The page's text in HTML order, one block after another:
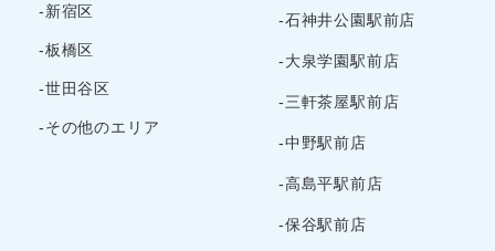
2024年1月
2023年12月
2023年9月
-新宿区
-板橋区
-世田谷区
-その他のエリア
-石神井公園駅前店
-大泉学園駅前店
-三軒茶屋駅前店
-中野駅前店
-高島平駅前店
-保谷駅前店